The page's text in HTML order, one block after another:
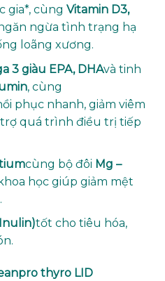
gia*, cùng Vitamin D3,
ngừa tình trạng hạ
loãng xương.
3 giàu EPA, DHAvà tinh
, cùng
phục nhanh, giảm viêm
quá trình điều trị tiếp
cùng bộ đôi Mg –
học giúp giảm mệt
tốt cho tiêu hóa,
thyro LID